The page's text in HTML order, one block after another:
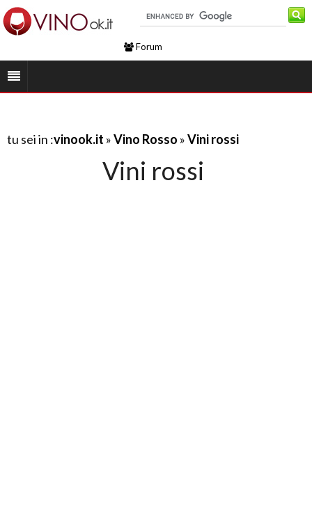
Forum
tu sei in :vinook.it »Vino Rosso »Vini rossi
Vini rossi